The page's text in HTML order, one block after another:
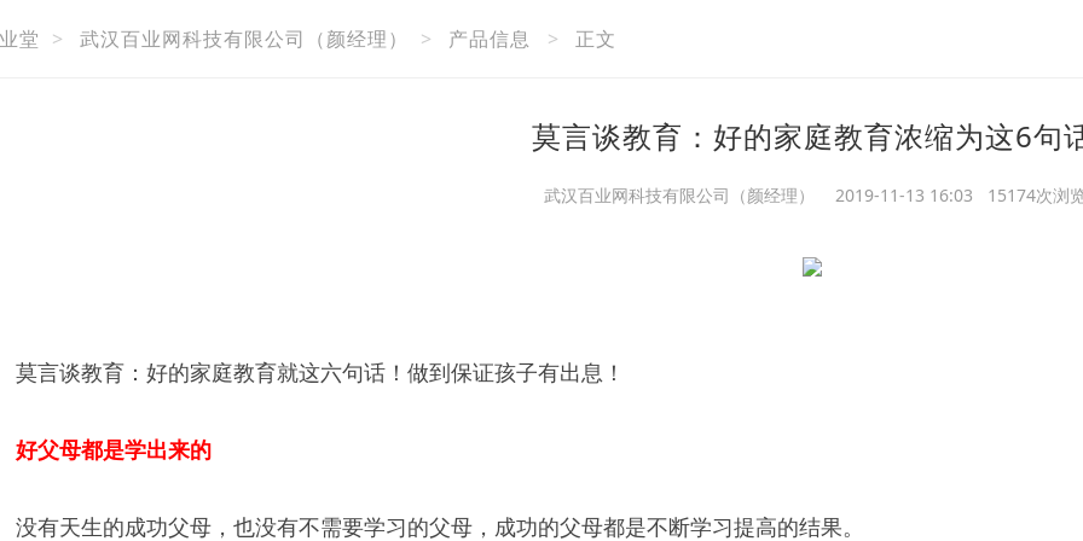
堂 > 武汉百业网科技有限公司（颜经理） > 产品信息 > 正文
莫言谈教育：好的家庭教育浓缩为这6句
武汉百业网科技有限公司（颜经理） 2019-11-13 16:03 15174次浏
莫言谈教育：好的家庭教育就这六句话！做到保证孩子有出息！
好父母都是学出来的
没有天生的成功父母，也没有不需要学习的父母，成功的父母都是不断学习提高的结果。